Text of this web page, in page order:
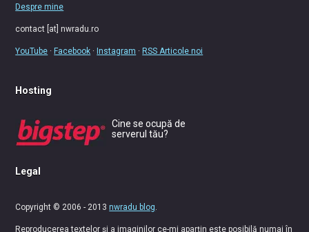
Despre mine
contact [at] nwradu.ro
YouTube ·Facebook ·Instagram ·RSS Articole noi
Hosting
Cine se ocupă de
serverul tău?
Legal
Copyright © 2006 - 2013nwradu blog
Reproducerea textelor și a imaginilor ce-mi aparțin este posibilă numai în